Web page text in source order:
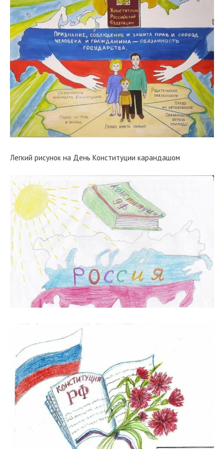
Легкий рисунок на День Конституции карандашом